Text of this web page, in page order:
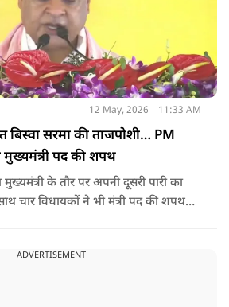
12 May, 2026 11:33 AM
बिस्वा सरमा की ताजपोशी… PM
मुख्यमंत्री पद की शपथ
के तौर पर अपनी दूसरी पारी का
चार विधायकों ने भी मंत्री पद की शपथ
ADVERTISEMENT